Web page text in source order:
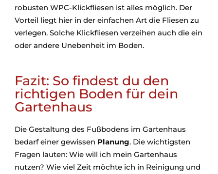
robusten WPC-Klickfliesen ist alles möglich. Der
Vorteil liegt hier in der einfachen Art die Fliesen zu
verlegen. Solche Klickfliesen verzeihen auch die ein
oder andere Unebenheit im Boden.
Fazit: So findest du den
richtigen Boden für dein
Gartenhaus
Die Gestaltung des Fußbodens im Gartenhaus
bedarf einer gewissen Planung. Die wichtigsten
Fragen lauten: Wie will ich mein Gartenhaus
nutzen? Wie viel Zeit möchte ich in Reinigung und